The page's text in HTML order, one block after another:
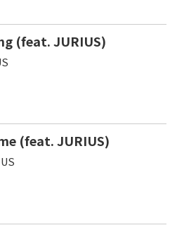
(feat. JURIUS)
(feat. JURIUS)